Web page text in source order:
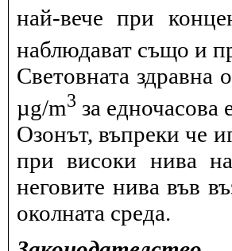
най-вече при
наблюдават също и
Световната здравна
µg/m3 за
Озонът, въпреки че
при високи нива
неговите нива във
околната среда.